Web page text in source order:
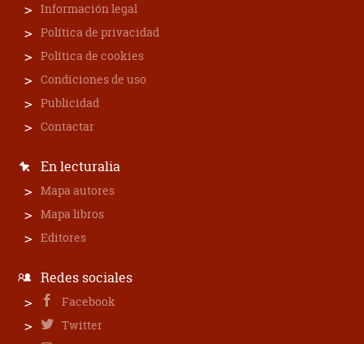
Información legal
Política de privacidad
Política de cookies
Condiciones de uso
Publicidad
Contactar
En lecturalia
Mapa autores
Mapa libros
Editores
Redes sociales
Facebook
Twitter